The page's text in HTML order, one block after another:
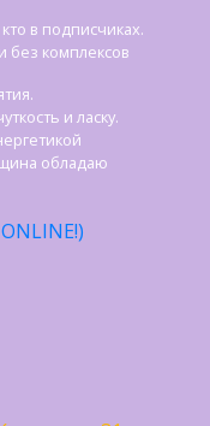
в подписчиках.
без комплексов
и ласку.
обладаю